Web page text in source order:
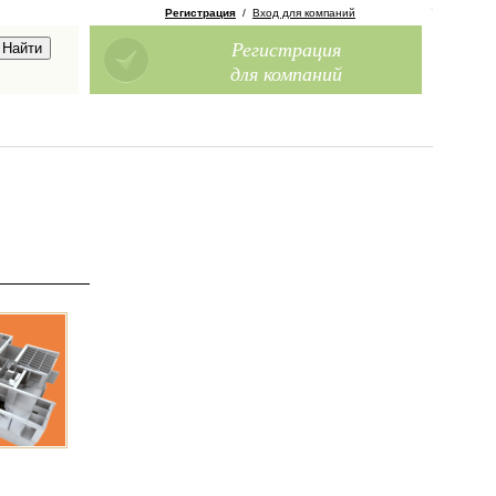
Регистрация / Вход для компаний
Регистрация
для компаний